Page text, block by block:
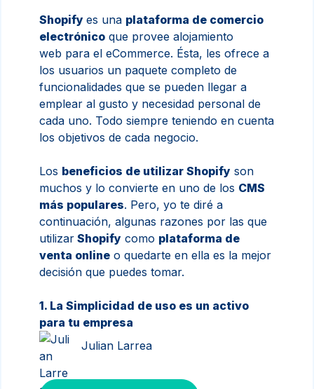
Shopify es una plataforma de comercio
electrónico que provee alojamiento
web para el eCommerce. Ésta, les ofrece a
los usuarios un paquete completo de
funcionalidades que se pueden llegar a
emplear al gusto y necesidad personal de
cada uno. Todo siempre teniendo en cuenta
los objetivos de cada negocio.
Los beneficios de utilizar Shopify son
muchos y lo convierte en uno de los CMS
más populares. Pero, yo te diré a
continuación, algunas razones por las que
utilizar Shopify como plataforma de
venta online o quedarte en ella es la mejor
decisión que puedes tomar.
1. La Simplicidad de uso es un activo
para tu empresa
Julian Larrea